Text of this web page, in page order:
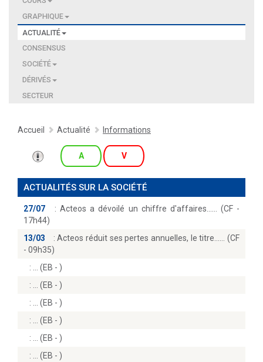
GRAPHIQUE
ACTUALITÉ
CONSENSUS
SOCIÉTÉ
DÉRIVÉS
SECTEUR
Accueil Actualité Informations
A V
ACTUALITÉS SUR LA SOCIÉTÉ
27/07 :Acteos a dévoilé un chiffre d'affaires...… (CF -
17h44)
13/03
:Acteos réduit ses pertes annuelles, le titre...… (CF
- 09h35)
:
(EB - )
:
(EB - )
:
(EB - )
:
(EB - )
:
(EB - )
:
(EB - )